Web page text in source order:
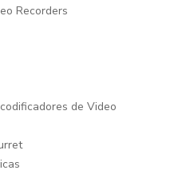
Recorders
de Video